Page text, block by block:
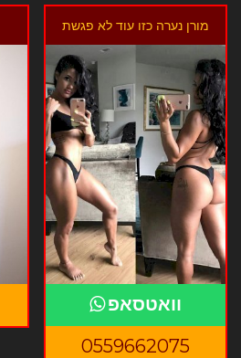
מורן נערה כזו עוד לא פגשת
וואטסאפ
0559662075